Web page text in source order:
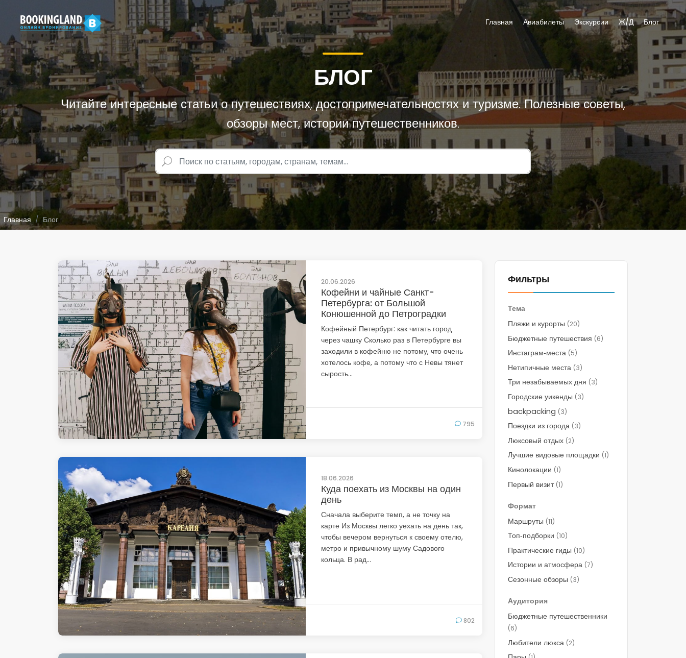
Главная Авиабилеты Экскурсии Ж/Д Блог
БЛОГ
Читайте интересные статьи о путешествиях, достопримечательностях и туризме. Полезные советы,
обзоры мест, истории путешественников.
Главная Блог
20.06.2026
Кофейни и чайные Санкт-
Петербурга: от Большой
Конюшенной до Петроградки
Кофейный Петербург: как читать город
через чашку Сколько раз в Петербурге вы
заходили в кофейню не потому, что очень
хотелось кофе, а потому что с Невы тянет
сырость...
795
18.06.2026
Куда поехать из Москвы на один
день
Сначала выберите темп, а не точку на
карте Из Москвы легко уехать на день так,
чтобы вечером вернуться к своему отелю,
метро и привычному шуму Садового
кольца. В рад...
802
Фильтры
Тема
Пляжи и курорты (20)
Бюджетные путешествия (6)
Инстаграм‑места (5)
Нетипичные места (3)
Три незабываемых дня (3)
Городские уикенды (3)
backpacking (3)
Поездки из города (3)
Люксовый отдых (2)
Лучшие видовые площадки (1)
Кинолокации (1)
Первый визит (1)
Формат
Маршруты (11)
Топ‑подборки (10)
Практические гиды (10)
Истории и атмосфера (7)
Сезонные обзоры (3)
Аудитория
Бюджетные путешественники
(6)
Любители люкса (2)